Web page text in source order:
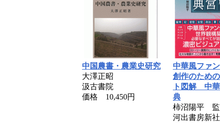
中国農書・農業史研究
大澤正昭
汲古書院
価格 10,450円
中華風ファ
創作のため
ト図解 中
典
柿沼陽平
河出書房新社